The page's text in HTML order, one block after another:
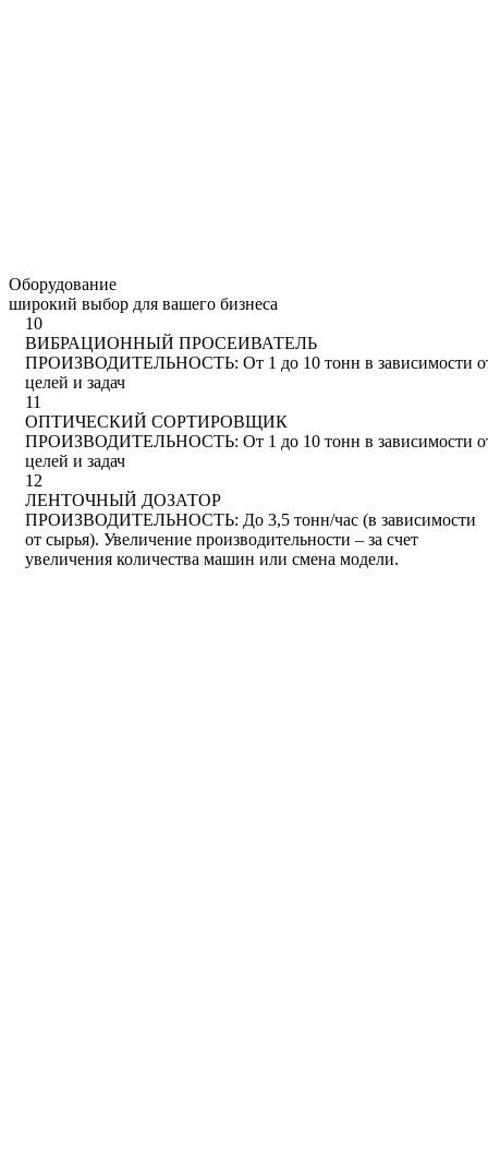
Оборудование
широкий выбор для вашего бизнеса
10
ВИБРАЦИОННЫЙ ПРОСЕИВАТЕЛЬ
ПРОИЗВОДИТЕЛЬНОСТЬ: От 1 до 10 тонн в зависимости
целей и задач
11
ОПТИЧЕСКИЙ СОРТИРОВЩИК
ПРОИЗВОДИТЕЛЬНОСТЬ: От 1 до 10 тонн в зависимости
целей и задач
12
ЛЕНТОЧНЫЙ ДОЗАТОР
ПРОИЗВОДИТЕЛЬНОСТЬ: Дo 3,5 тонн/час (в зависимости
от сырья). Увеличение производительности – за счет
увеличения количества машин или смена модели.